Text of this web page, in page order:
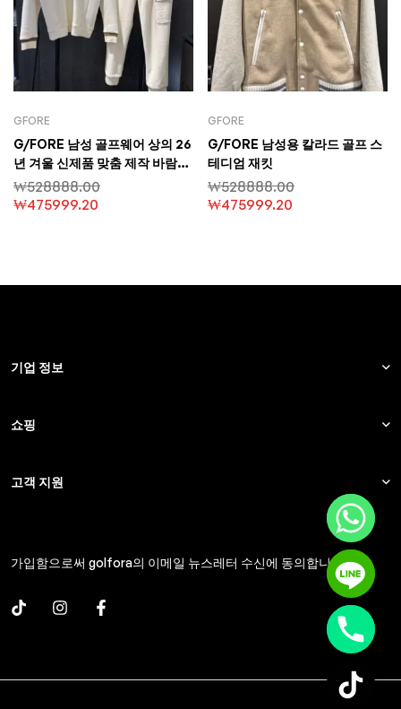
GFORE
G/FORE 남성 골프웨어 상의 26
년 겨울 신제품 맞춤 제작 바람막
이 안감 두꺼운 스웨터
₩528888.00
₩475999.20
GFORE
G/FORE 남성용 칼라드 골프 스
테디엄 재킷
₩528888.00
₩475999.20
기업 정보
쇼핑
고객 지원
가입함으로써 golfora의 이메일 뉴스레터 수신에 동의합니다.